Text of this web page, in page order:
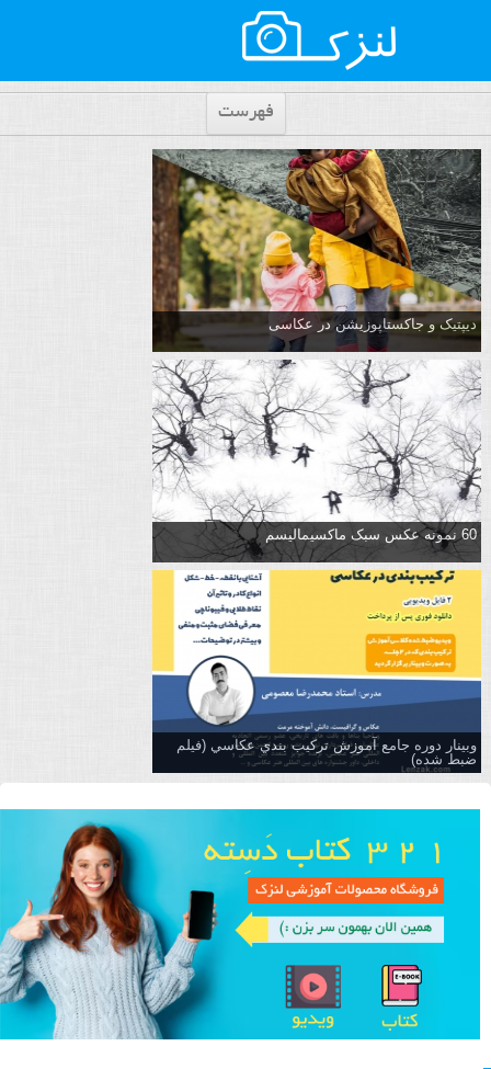
فهرست
دیپتیک و جاکستا‌پوزیشن در عکاسی
60 نمونه عکس سبک ماکسیمالیسم
وبینار دوره جامع آموزش تركيب بندي عكاسي (فیلم
ضبط شده)